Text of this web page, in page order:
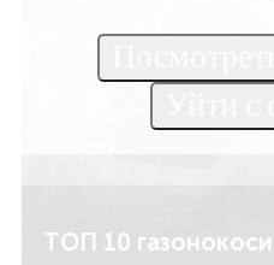
ТОП 10